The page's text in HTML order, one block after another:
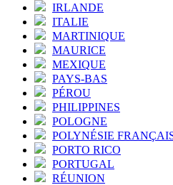
IRLANDE
ITALIE
MARTINIQUE
MAURICE
MEXIQUE
PAYS-BAS
PÉROU
PHILIPPINES
POLOGNE
POLYNÉSIE
PORTO RICO
PORTUGAL
RÉUNION